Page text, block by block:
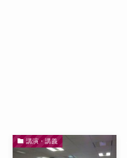
講演・講義